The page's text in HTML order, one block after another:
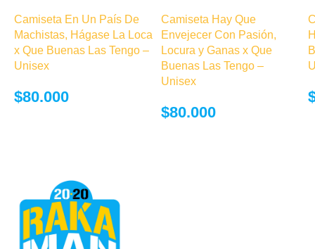
variantes. Las
opciones se
pueden elegir
Camiseta En Un País De
Machistas, Hágase La Loca
x Que Buenas Las Tengo –
Unisex
$80.000
variantes. Las
opciones se
pueden elegir
en la página de
Camiseta Hay Que
Envejecer Con Pasión,
Locura y Ganas x Que
Buenas Las Tengo –
Unisex
$80.000